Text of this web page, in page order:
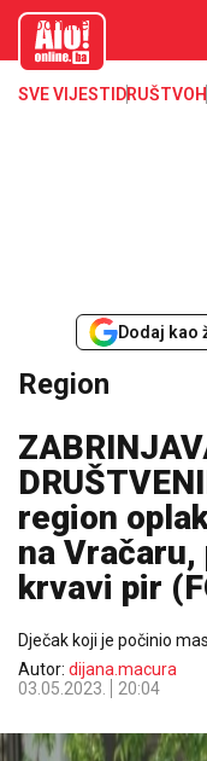
aloonline.b
SVE VIJESTI DRUŠTVO
Dodaj kao
Region
region
na
krvavi pir
Dječak koji je počinio
Autor: dijana.macura
03.05.2023.
20:04